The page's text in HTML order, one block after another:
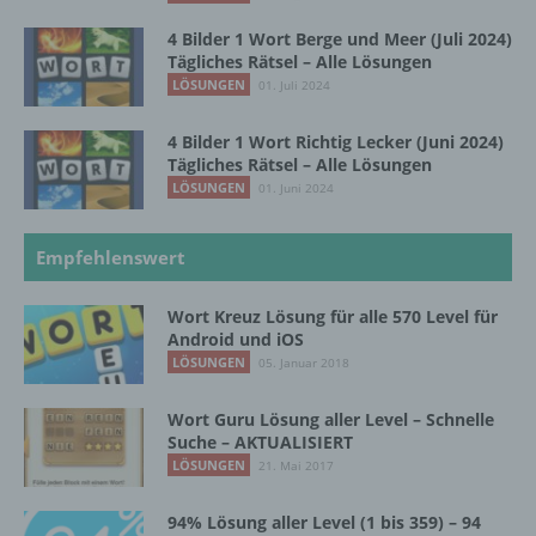
4 Bilder 1 Wort Berge und Meer (Juli 2024)
Tägliches Rätsel – Alle Lösungen
LÖSUNGEN 01. Juli 2024
4 Bilder 1 Wort Richtig Lecker (Juni 2024)
Tägliches Rätsel – Alle Lösungen
LÖSUNGEN 01. Juni 2024
Empfehlenswert
Wort Kreuz Lösung für alle 570 Level für
Android und iOS
LÖSUNGEN 05. Januar 2018
Wort Guru Lösung aller Level – Schnelle
Suche – AKTUALISIERT
LÖSUNGEN 21. Mai 2017
94% Lösung aller Level (1 bis 359) – 94
so kann der Verantwortliche
beziehungsweise können die bestimmten
Kriterien seiner Benennung nach dem
Unionsrecht oder dem Recht der
h) Auftragsverarbeiter
Auftragsverarbeiter ist eine natürliche oder
juristische Person, Behörde, Einrichtung
oder andere Stelle, die personenbezogene
Daten im Auftrag des Verantwortlichen
verarbeitet.
i) Empfänger
Empfänger ist eine natürliche oder juristische
Person, Behörde, Einrichtung oder andere